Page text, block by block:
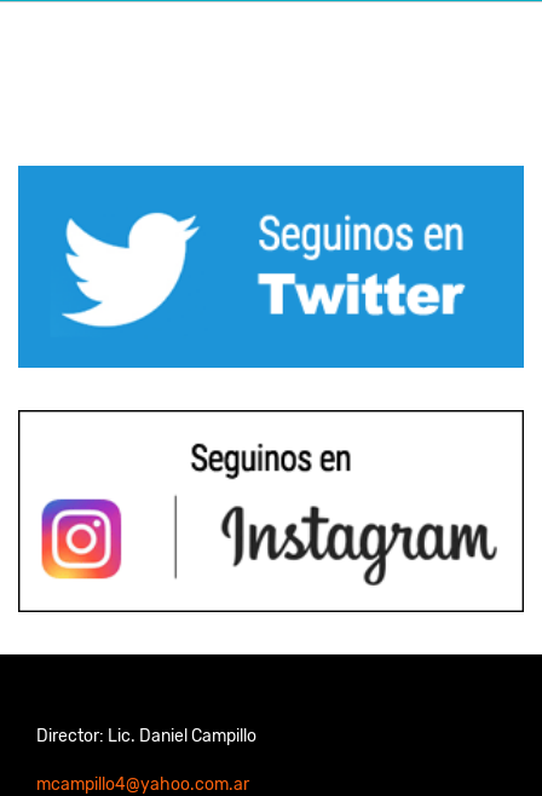
Director: Lic. Daniel Campillo
mcampillo4@yahoo.com.ar